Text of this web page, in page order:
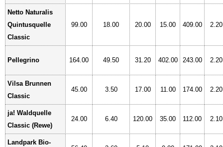
Netto Naturalis
Quintusquelle
Classic
99.00 18.00 20.00 15.00 409.00 2.20
Pellegrino 164.00 49.50 31.20 402.00 243.00 2.20
Vilsa Brunnen
Classic
45.00 3.50 17.00 11.00 174.00 2.20
ja! Waldquelle
Classic (Rewe)
24.00 6.40 120.00 35.00 112.00 2.10
Landpark Bio-